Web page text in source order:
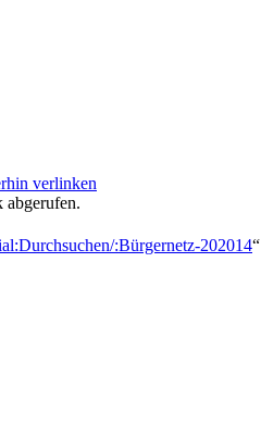
verlinken
abgerufen.
:Bürgernetz-202014“